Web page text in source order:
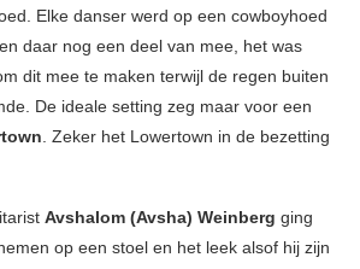
Elke danser werd op een cowboyhoed
daar nog een deel van mee, het was
dit mee te maken terwijl de regen buiten
De ideale setting zeg maar voor een
. Zeker het Lowertown in de bezetting
Avshalom (Avsha) Weinberg ging
op een stoel en het leek alsof hij zijn